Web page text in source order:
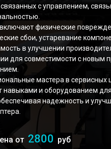
с управлением,
физические
сбои, устаревание
в улучшении
для совместимости с новым
мастера в сервисных
навыками и оборудованием
надежность и
от 2800 руб